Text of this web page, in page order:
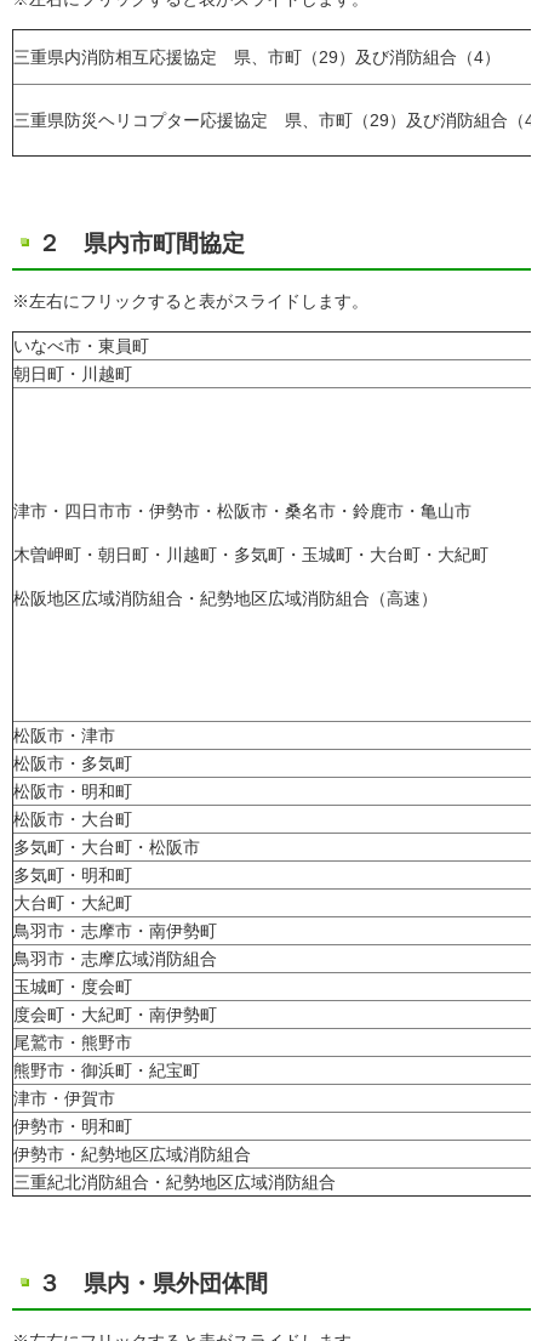
三重県内消防相互応援協定 県、市町（29）及び消防組合（4）
三重県防災ヘリコプター応援協定 県、市町（29）及び消防組合（4
２ 県内市町間協定
※左右にフリックすると表がスライドします。
いなべ市・東員町
朝日町・川越町
津市・四日市市・伊勢市・松阪市・桑名市・鈴鹿市・亀山市
木曽岬町・朝日町・川越町・多気町・玉城町・大台町・大紀町
松阪地区広域消防組合・紀勢地区広域消防組合（高速）
松阪市・津市
松阪市・多気町
松阪市・明和町
松阪市・大台町
多気町・大台町・松阪市
多気町・明和町
大台町・大紀町
鳥羽市・志摩市・南伊勢町
鳥羽市・志摩広域消防組合
玉城町・度会町
度会町・大紀町・南伊勢町
尾鷲市・熊野市
熊野市・御浜町・紀宝町
津市・伊賀市
伊勢市・明和町
伊勢市・紀勢地区広域消防組合
三重紀北消防組合・紀勢地区広域消防組合
３ 県内・県外団体間